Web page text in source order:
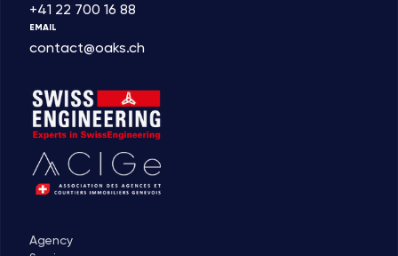
+41 22 700 16 88
EMAIL
contact@oaks.ch
Agency